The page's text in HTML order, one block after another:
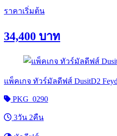
ราคาเริ่มต้น
34,400 บาท
แพ็คเกจ ทัวร์มัลดีฟส์ DusitD2
PKG_0290
3วัน 2คืน